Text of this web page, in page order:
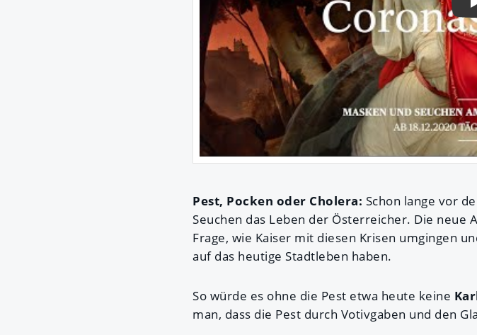
Pest, Pocken oder Cholera: Schon lange vor
Seuchen das Leben der Österreicher. Die neue
Frage, wie Kaiser mit diesen Krisen umgingen
auf das heutige Stadtleben haben.
So würde es ohne die Pest etwa heute keine
man, dass die Pest durch Votivgaben und den